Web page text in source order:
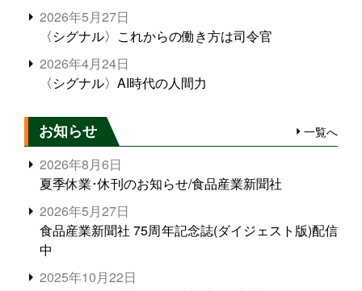
2026年5月27日
〈シグナル〉これからの働き方は司令官
2026年4月24日
〈シグナル〉AI時代の人間力
お知らせ 一覧へ
2026年8月6日
夏季休業･休刊のお知らせ/食品産業新聞社
2026年5月27日
食品産業新聞社 75周年記念誌(ダイジェスト版)配信
中
2025年10月22日